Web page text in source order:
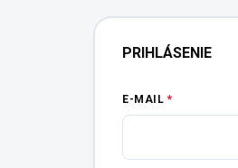
PRIHLÁSENIE
E-MAIL